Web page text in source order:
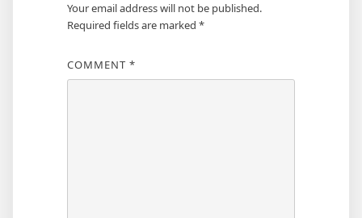
Your email address will not be published.
Required fields are marked *
COMMENT *